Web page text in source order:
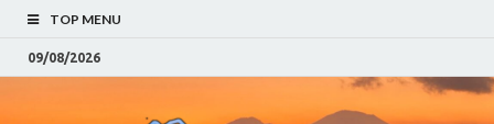
TOP MENU
09/08/2026